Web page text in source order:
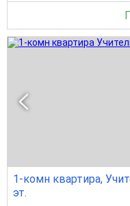
1-комн квартира,
эт.